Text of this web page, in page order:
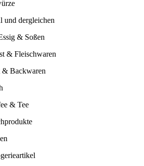
und dergleichen
& Soßen
& Fleischwaren
& Backwaren
& Tee